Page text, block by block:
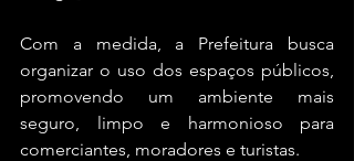
Com a medida, a Prefeitura busca
organizar o uso dos espaços públicos,
promovendo um ambiente mais
seguro, limpo e harmonioso para
comerciantes, moradores e turistas.